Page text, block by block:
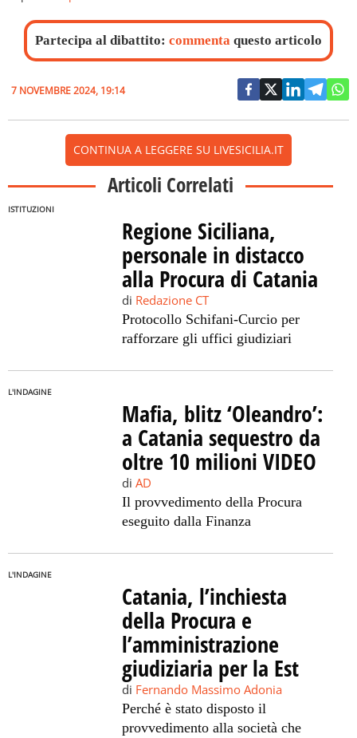
Partecipa al dibattito: commenta questo articolo
7 NOVEMBRE 2024, 19:14
CONTINUA A LEGGERE SU LIVESICILIA.IT
Articoli Correlati
ISTITUZIONI
Regione Siciliana,
personale in distacco
alla Procura di Catania
di Redazione CT
Protocollo Schifani-Curcio per
rafforzare gli uffici giudiziari
L'INDAGINE
Mafia, blitz ‘Oleandro’:
a Catania sequestro da
oltre 10 milioni VIDEO
di AD
Il provvedimento della Procura
eseguito dalla Finanza
L'INDAGINE
Catania, l’inchiesta
della Procura e
l’amministrazione
giudiziaria per la Est
di Fernando Massimo Adonia
Perché è stato disposto il
provvedimento alla società che